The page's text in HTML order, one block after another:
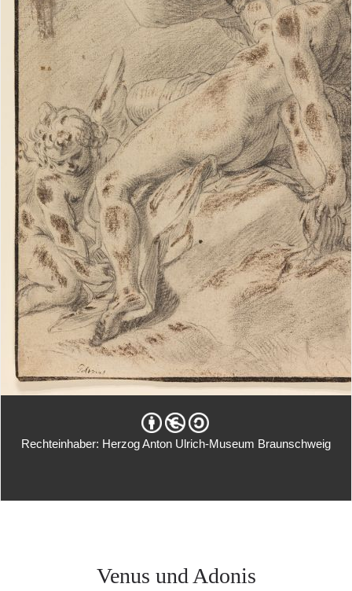
Rechteinhaber: Herzog Anton Ulrich-Museum Braunschweig
Venus und Adonis